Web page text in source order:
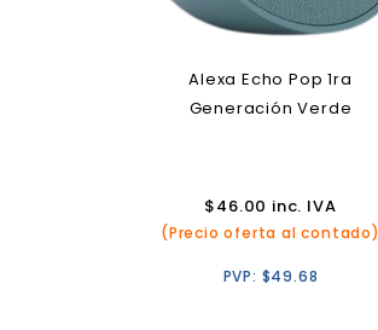
Alexa Echo Pop 1ra
Generación Verde
$46.00 inc. IVA
(Precio oferta al contado)
PVP: $49.68